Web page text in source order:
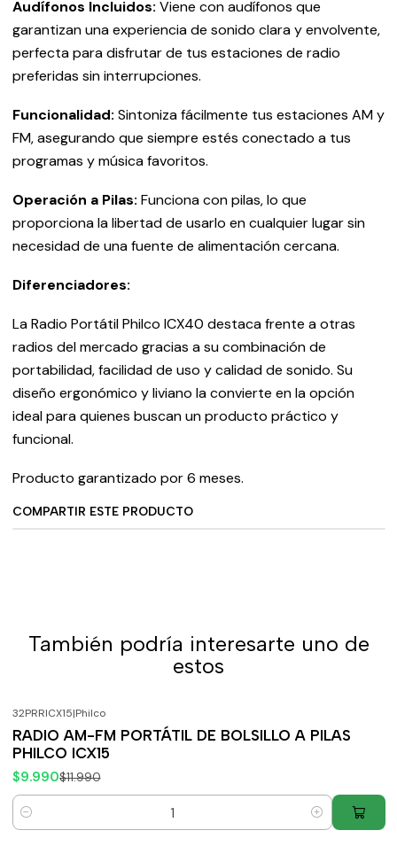
Audífonos Incluidos: Viene con audífonos que
garantizan una experiencia de sonido clara y envolvente,
perfecta para disfrutar de tus estaciones de radio
preferidas sin interrupciones.
Funcionalidad: Sintoniza fácilmente tus estaciones AM y
FM, asegurando que siempre estés conectado a tus
programas y música favoritos.
Operación a Pilas: Funciona con pilas, lo que
proporciona la libertad de usarlo en cualquier lugar sin
necesidad de una fuente de alimentación cercana.
Diferenciadores:
La Radio Portátil Philco ICX40 destaca frente a otras
radios del mercado gracias a su combinación de
portabilidad, facilidad de uso y calidad de sonido. Su
diseño ergonómico y liviano la convierte en la opción
ideal para quienes buscan un producto práctico y
funcional.
Producto garantizado por 6 meses.
COMPARTIR ESTE PRODUCTO
También podría interesarte uno de
estos
32PRRICX15|Philco
RADIO AM-FM PORTÁTIL DE BOLSILLO A PILAS
PHILCO ICX15
$9.990$11.990
Cantidad